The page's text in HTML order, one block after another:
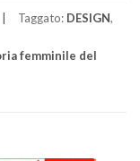
Taggato: DESIGN,
femminile del